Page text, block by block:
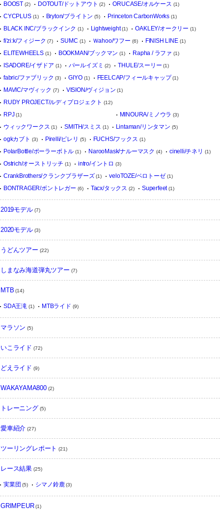
BOOST (2) DOTOUT/ドットアウト (2) ORUCASE/オルケース (1)
CYCPLUS(1) Bryton/ブライトン (5) Princeton CarbonWorks (1)
BLACK INC/ブラックインク (1) Lightweight(1) OAKLEY/オークリー (1)
fi'zi:k/フィジーク (7) SUMC (1) Ｗahoo/ワフー (6) FINISH LINE (1)
ELITEWHEELS(1) BOOKMAN/ブックマン (1) Rapha / ラファ (1)
ISADORE/イザドア (1) パールイズミ (2) THULE/スーリー (1)
fabric/ファブリック (3) GIYO(1) FEELCAP/フィールキャップ(1)
MAVIC/マヴィック (7) VISION/ヴィジョン (1)
RUDY PROJECT/ルディプロジェクト (12)
RPJ(1) MINOURA/ミノウラ (3)
ウィックワークス (1) SMITH/スミス (1) Lintaman/リンタマン (5)
ogkカブト (3) Pirelli/ピレリ (5) FUCHS/フックス (1)
PolarBottle/ポーラーボトル (1) NarooMask/ナルーマスク (4) cinelli/チネリ (1)
Ostrich/オーストリッチ (1) intro/イントロ (3)
CrankBrothers/クランクブラザーズ (1) veloTOZE/ベロトーゼ(1)
BONTRAGER/ボントレガー (6) Tacx/タックス (2) Superfeet(1)
2019モデル(7)
2020モデル(3)
うどんツアー (22)
しまなみ海道弾丸ツアー (7)
MTB (14)
SDA王滝 (1) MTBライド (9)
マラソン (5)
いこライド (72)
どえライド (9)
WAKAYAMA800(2)
トレーニング (5)
愛車紹介 (27)
ツーリングレポート (21)
レース結果 (25)
実業団 (5) シマノ鈴鹿 (3)
GRIMPEUR(1)